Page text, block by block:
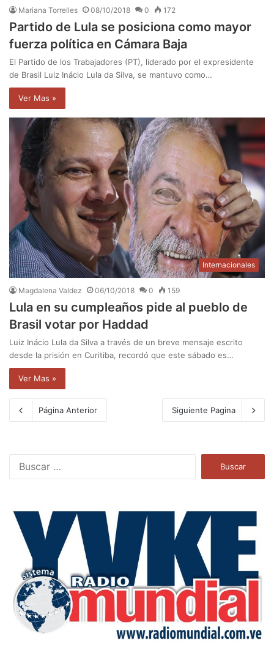
Mariana Torrelles 08/10/2018 0 172
Partido de Lula se posiciona como mayor
fuerza política en Cámara Baja
El Partido de los Trabajadores (PT), liderado por el expresidente
de Brasil Luiz Inácio Lula da Silva, se mantuvo como…
Ver Mas »
Internacionales
Magdalena Valdez 06/10/2018 0 159
Lula en su cumpleaños pide al pueblo de
Brasil votar por Haddad
Luiz Inácio Lula da Silva a través de un breve mensaje escrito
desde la prisión en Curitiba, recordó que este sábado es…
Ver Mas »
Página Anterior Siguiente Pagina
a